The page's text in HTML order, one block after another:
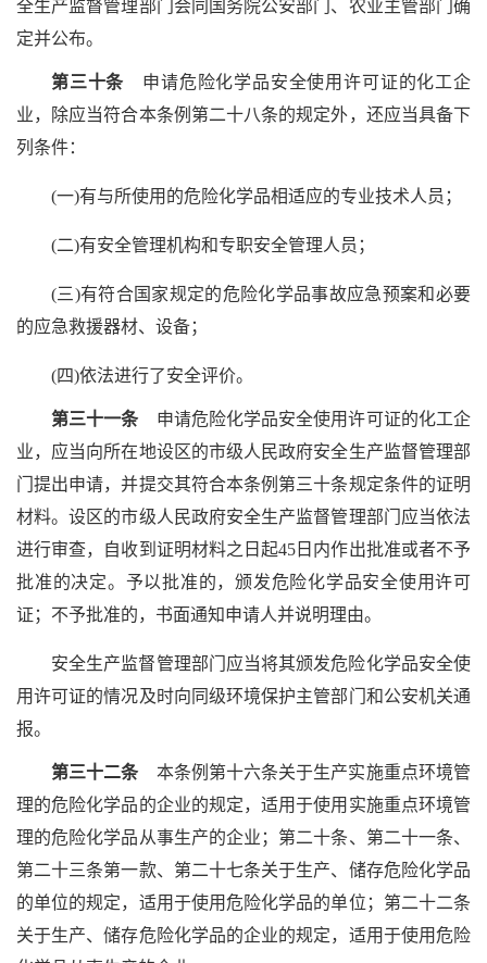
全生产监督管理部门会同国务院公安部门、农业主管部门确
定并公布。
第三十条 申请危险化学品安全使用许可证的化工企
业，除应当符合本条例第二十八条的规定外，还应当具备下
列条件：
(一)有与所使用的危险化学品相适应的专业技术人员；
(二)有安全管理机构和专职安全管理人员；
(三)有符合国家规定的危险化学品事故应急预案和必要
的应急救援器材、设备；
(四)依法进行了安全评价。
第三十一条 申请危险化学品安全使用许可证的化工企
业，应当向所在地设区的市级人民政府安全生产监督管理部
门提出申请，并提交其符合本条例第三十条规定条件的证明
材料。设区的市级人民政府安全生产监督管理部门应当依法
进行审查，自收到证明材料之日起45日内作出批准或者不予
批准的决定。予以批准的，颁发危险化学品安全使用许可
证；不予批准的，书面通知申请人并说明理由。
安全生产监督管理部门应当将其颁发危险化学品安全使
用许可证的情况及时向同级环境保护主管部门和公安机关通
报。
第三十二条本条例第十六条关于生产实施重点环境管
理的危险化学品的企业的规定，适用于使用实施重点环境管
理的危险化学品从事生产的企业；第二十条、第二十一条、
第二十三条第一款、第二十七条关于生产、储存危险化学品
的单位的规定，适用于使用危险化学品的单位；第二十二条
关于生产、储存危险化学品的企业的规定，适用于使用危险